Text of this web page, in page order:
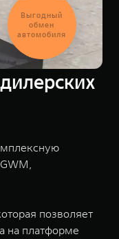
позволяет
на платформе
Выгодный
обмен
автомобиля